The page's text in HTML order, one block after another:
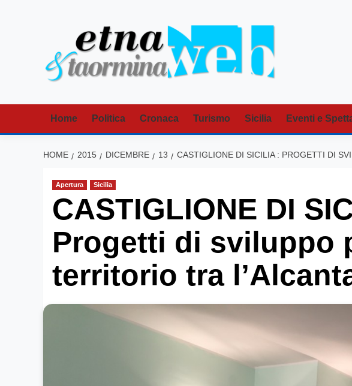
Home Politica Cronaca Turismo Sicilia Eventi e
HOME 2015 DICEMBRE 13 CASTIGLIONE DI SICILIA : PROGETTI DI
Apertura Sicilia
CASTIGLIONE DI
Progetti di sviluppo
territorio tra